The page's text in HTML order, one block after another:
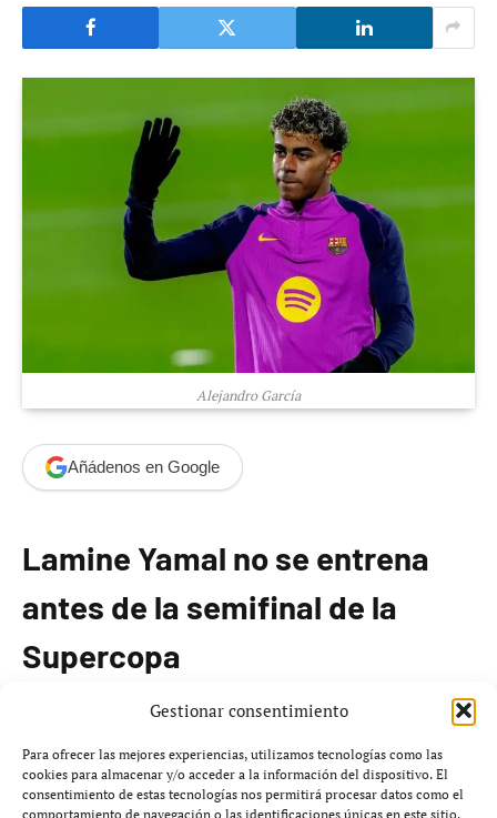
Gestionar consentimiento
Para ofrecer las mejores experiencias, utilizamos tecnologías como las
cookies para almacenar y/o acceder a la información del dispositivo. El
consentimiento de estas tecnologías nos permitirá procesar datos como el
comportamiento de navegación o las identificaciones únicas en este sitio.
Alejandro García
Añádenos en Google
Lamine Yamal no se entrena
antes de la semifinal de la
Supercopa
El jugador del FC Barcelona,Lamine Yamal
ejercitó con el resto de sus compañeros en la previa de la
semifinal de laSupercopa de Españaque enfrentará al
Barcelonay alAthletic Clubeste martes enYeda. Según